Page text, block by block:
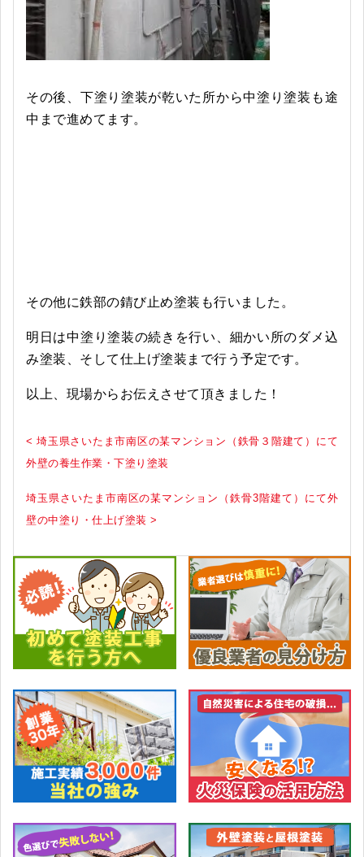
その後、下塗り塗装が乾いた所から中塗り塗装も途
中まで進めてます。
明日は中塗り塗装の続きを行い、細かい所のダメ込
み塗装、そして仕上げ塗装まで行う予定です。
以上、現場からお伝えさせて頂きました！
< 埼玉県さいたま市南区の某マンション（鉄骨３階建て）にて
外壁の養生作業・下塗り塗装
埼玉県さいたま市南区の某マンション（鉄骨3階建て）にて外
壁の中塗り・仕上げ塗装 >